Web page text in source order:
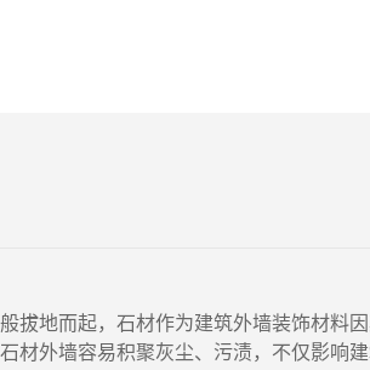
拔地而起，石材作为建筑外墙装饰材料因
材外墙容易积聚灰尘、污渍，不仅影响